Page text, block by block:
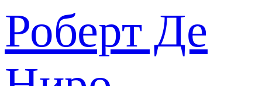
Роберт Де